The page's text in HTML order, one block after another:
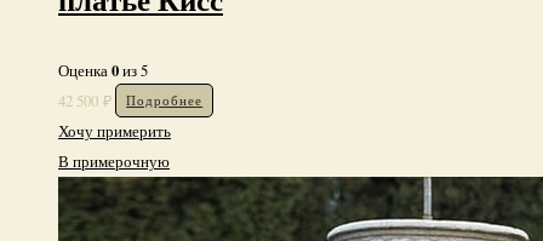
Оценка0из 5
42 500 ₽ Подробнее
Хочу примерить
В примерочную